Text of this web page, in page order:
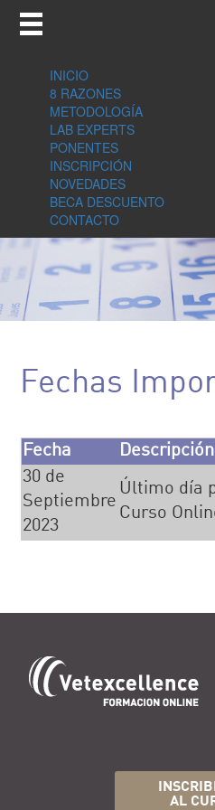
INICIO
8 RAZONES
METODOLOGÍA
LAB EXPERTS
PONENTES
INSCRIPCIÓN
NOVEDADES
BECA DESCUENTO
CONTACTO
Fechas
Fecha
30 de
Septiembre
2023
Último día
Curso
AL